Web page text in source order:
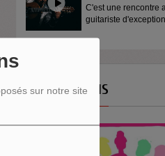
sur notre site
C'est une rencontre
guitariste
NOS ÉMISSIONS